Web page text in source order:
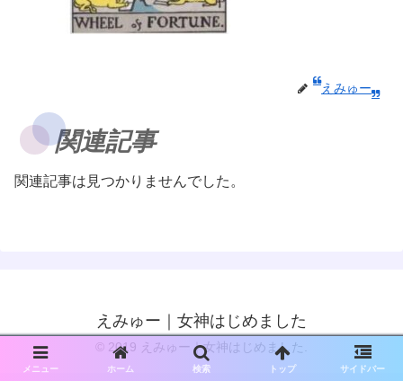
えみゅー
関連記事
関連記事は見つかりませんでした。
えみゅー｜女神はじめました
© 2019 えみゅー｜女神はじめました.
メニュー ホーム 検索 トップ サイドバー